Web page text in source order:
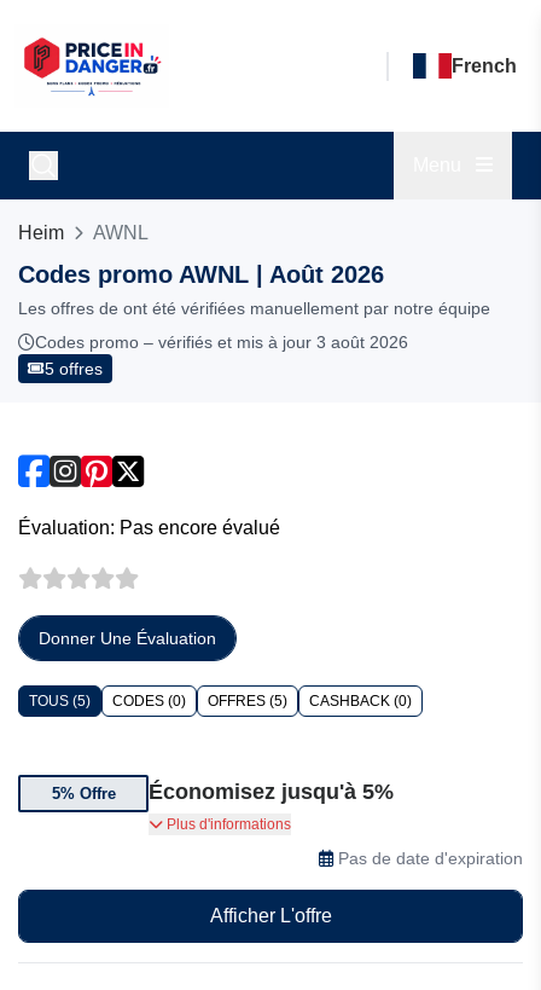
French
Heim AWNL
Codes promo AWNL | Août 2026
Les offres de ont été vérifiées manuellement par notre équipe
Codes promo – vérifiés et mis à jour 3 août 2026
5 offres
Évaluation: Pas encore évalué
Donner Une Évaluation
TOUS (5) CODES (0) OFFRES (5) CASHBACK (0)
5% Offre Économisez jusqu'à 5%
Rejoignez-nous et bénéficiez de 5% de
réduction sur votre premier article.
Plus d'informations
Pas de date d'expiration
Afficher L'offre